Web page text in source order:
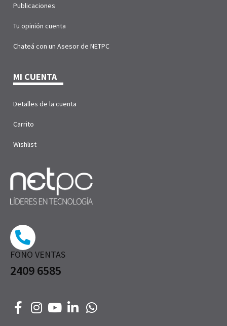
FONO VENTAS
2409 6585
Publicaciones
Tu opinión cuenta
Chateá con un Asesor de NETPC
MI CUENTA
Detalles de la cuenta
Carrito
Wishlist